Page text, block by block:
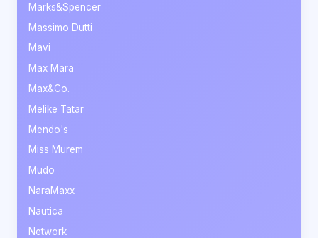
Marks&Spencer
Massimo Dutti
Mavi
Max Mara
Max&Co.
Melike Tatar
Mendo's
Miss Murem
Mudo
NaraMaxx
Nautica
Network